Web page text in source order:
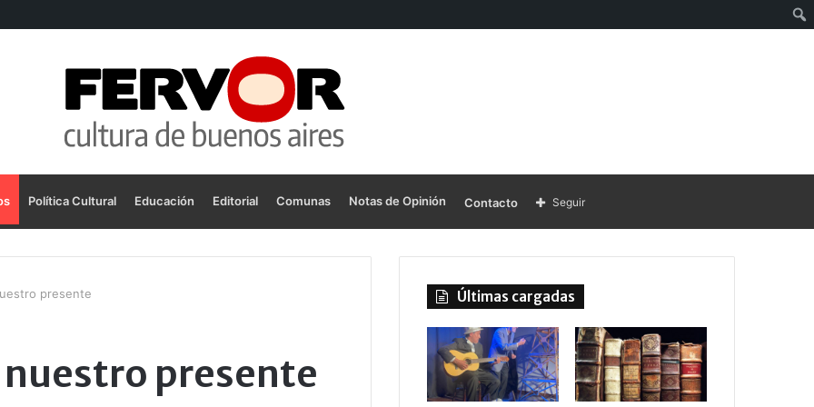
Política Cultural Educación Editorial Comunas Notas de Opinión Contacto Seguir
presente
nuestro presente
Últimas cargadas